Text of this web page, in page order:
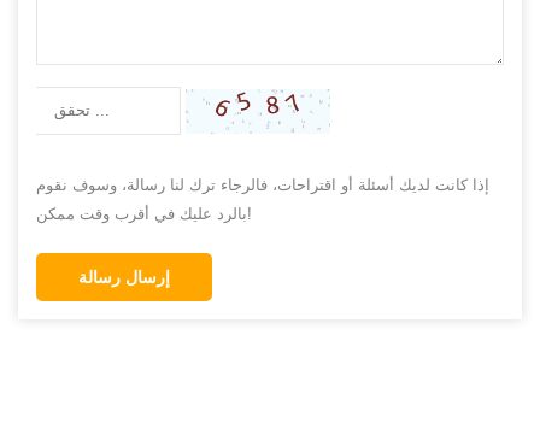
إذا كانت لديك أسئلة أو اقتراحات، فالرجاء ترك لنا رسالة، وسوف نقوم
بالرد عليك في أقرب وقت ممكن!
إرسال رسالة